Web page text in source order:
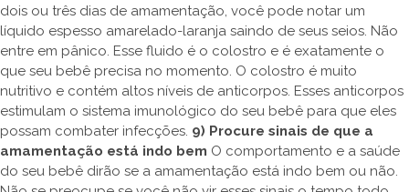
dois ou três dias de amamentação, você pode notar um
líquido espesso amarelado-laranja saindo de seus seios. Não
entre em pânico. Esse fluido é o colostro e é exatamente o
que seu bebê precisa no momento. O colostro é muito
nutritivo e contém altos níveis de anticorpos. Esses anticorpos
estimulam o sistema imunológico do seu bebê para que eles
possam combater infecções. 9) Procure sinais de que a
amamentação está indo bem O comportamento e a saúde
do seu bebê dirão se a amamentação está indo bem ou não.